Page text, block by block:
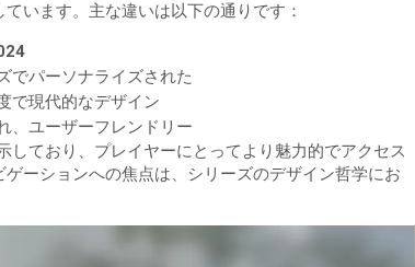
います。主な違いは以下の通りです：
でパーソナライズされた
で現代的なデザイン
、ユーザーフレンドリー
しており、プレイヤーにとってより魅力的でアクセス
ーションへの焦点は、シリーズのデザイン哲学にお